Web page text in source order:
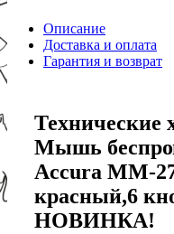
Описание
Доставка и оплата
Гарантия и возврат
Технические
Мышь
Accura MM-
красный,6
НОВИНКА!